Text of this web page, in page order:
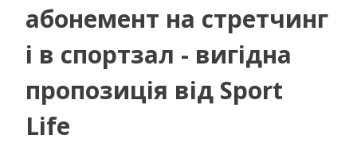
абонемент на стретчинг
і в спортзал - вигідна
пропозиція від Sport
Life